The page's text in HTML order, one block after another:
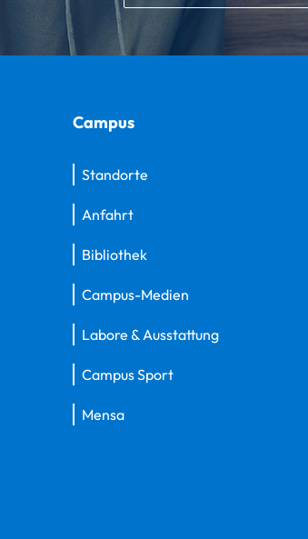
Campus
Standorte
Anfahrt
Bibliothek
Campus-Medien
Labore & Ausstattung
Campus Sport
Mensa